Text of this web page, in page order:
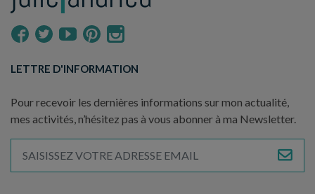
LETTRE D'INFORMATION
Pour recevoir les dernières informations sur mon actualité,
mes activités, n’hésitez pas à vous abonner à ma Newsletter.